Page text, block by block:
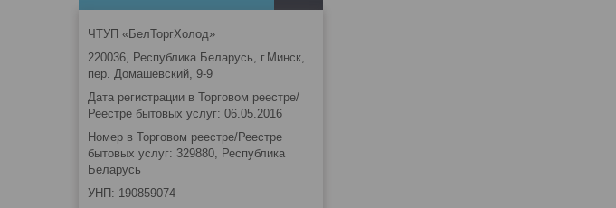
ЧТУП «БелТоргХолод»
220036, Республика Беларусь, г.Минск,
пер. Домашевский, 9-9
Дата регистрации в Торговом реестре/
Реестре бытовых услуг: 06.05.2016
Номер в Торговом реестре/Реестре
бытовых услуг: 329880, Республика
Беларусь
УНП: 190859074